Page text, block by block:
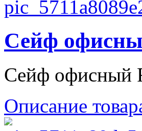
Сейф
Сейф офисный
Описание